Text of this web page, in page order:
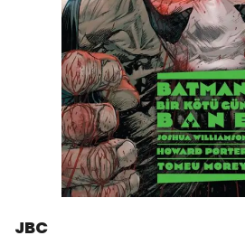
JBC